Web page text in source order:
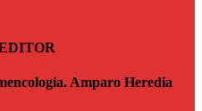
Amparo Heredia